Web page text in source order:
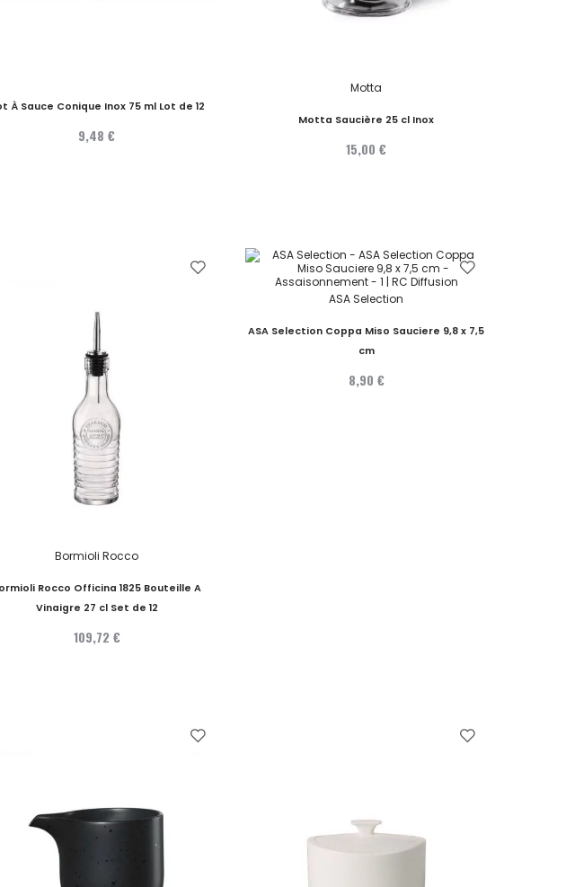
À Sauce Conique Inox 75 ml Lot de 12
9,48 €
Motta
Motta Saucière 25 cl Inox
15,00 €
Bormioli Rocco
Rocco Officina 1825 Bouteille A
Vinaigre 27 cl Set de 12
109,72 €
ASA Selection
ASA Selection Coppa Miso Sauciere 9,8 x 7,5
cm
8,90 €